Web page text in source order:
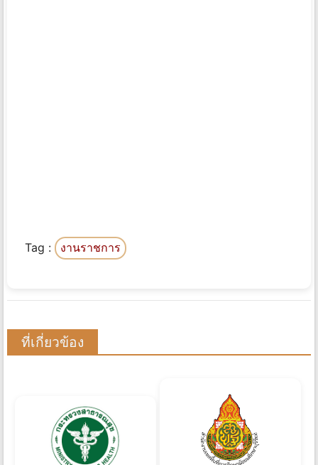
Tag : งานราชการ
ที่เกี่ยวข้อง